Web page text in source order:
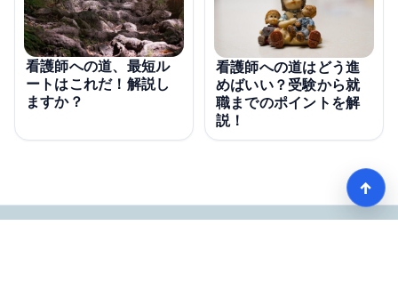
看護師への道、最短ル
ートはこれだ！解説し
ますか？
看護師への道はどう進
めばいい？受験から就
職までのポイントを解
説！
↑